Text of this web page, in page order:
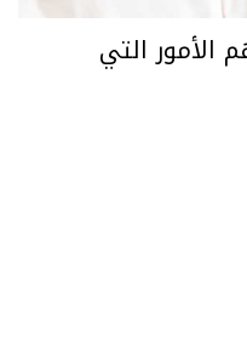
الأمور التي